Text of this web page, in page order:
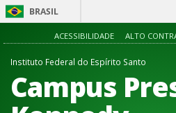
BRASIL
ACESSIBILIDADE ALTO
Instituto Federal do Espírito Santo
Campus